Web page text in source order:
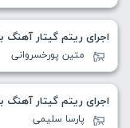
اجرای ریتم گیتار
متین پورخسروانی
اجرای ریتم گیتار آهنگ
پارسا سلیمی